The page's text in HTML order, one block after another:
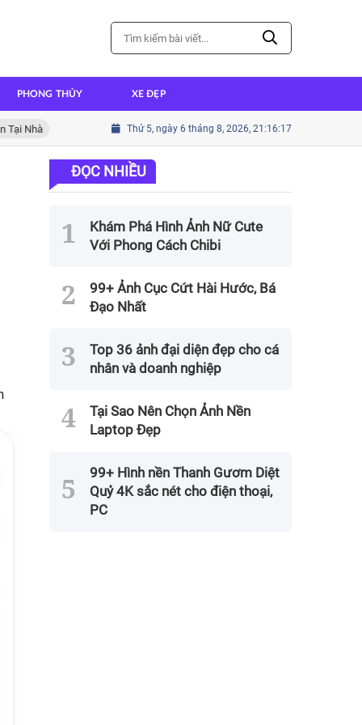
PHONG THỦY XE ĐẸP
Cách nấu cháo ếch thơm ngon đậm đà hương vị
Thứ 5, ngày 6 tháng 8, 2026, 21:16:18
ĐỌC NHIỀU
Khám Phá Hình Ảnh Nữ Cute
Với Phong Cách Chibi
99+ Ảnh Cục Cứt Hài Hước, Bá
Đạo Nhất
Top 36 ảnh đại diện đẹp cho cá
nhân và doanh nghiệp
Tại Sao Nên Chọn Ảnh Nền
Laptop Đẹp
99+ Hình nền Thanh Gươm Diệt
Quỷ 4K sắc nét cho điện thoại,
PC